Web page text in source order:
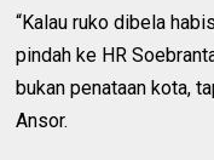
“Kalau ruko dibela
pindah ke HR
bukan penataan kota,
Ansor.